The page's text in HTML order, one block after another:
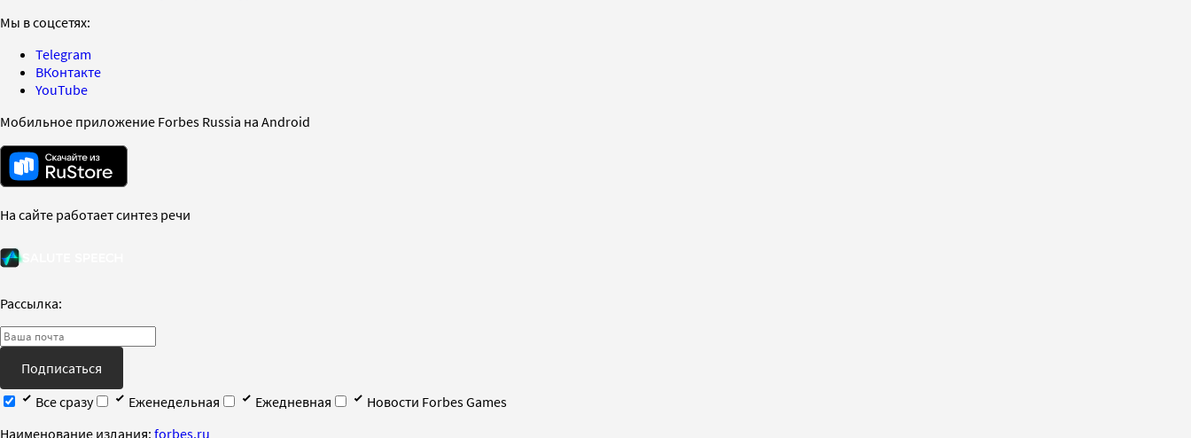
Мы в соцсетях:
Telegram
ВКонтакте
YouTube
Мобильное приложение Forbes Russia на Android
На сайте работает синтез речи
Рассылка:
Подписаться
Все сразу
Еженедельная Ежедневная
Новости Forbes Games
Наименование издания: forbes.ru